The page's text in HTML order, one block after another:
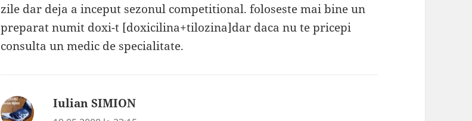
zile dar deja a inceput sezonul competitional. foloseste mai bine un
preparat numit doxi-t [doxicilina+tilozina]dar daca nu te pricepi
consulta un medic de specialitate.
Iulian SIMION